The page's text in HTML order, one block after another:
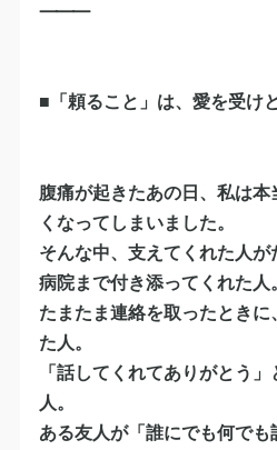
⸻
■「頼ること」は、愛を受け
腹痛が起きたあの日、私は
くなってしまいました。
そんな中、支えてくれた人が
病院まで付き添ってくれた人。
たまたま連絡を取ったとき
た人。
「話してくれてありがとう
人。
ある友人が「誰にでも何でも